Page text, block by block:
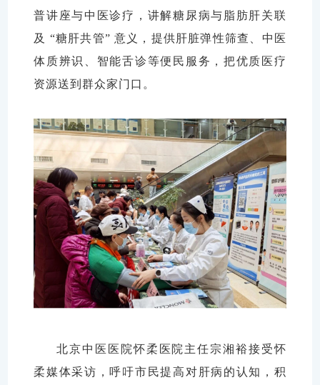
普讲座与中医诊疗，讲解糖尿病与脂肪肝关联
及 “糖肝共管” 意义，提供肝脏弹性筛查、中医
体质辨识、智能舌诊等便民服务，把优质医疗
资源送到群众家门口。
北京中医医院怀柔医院主任宗湘裕接受怀
柔媒体采访，呼吁市民提高对肝病的认知，积